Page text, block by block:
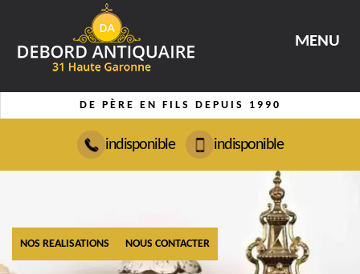
MENU
DE PÈRE EN FILS DEPUIS 1990
indisponible indisponible
NOS REALISATIONS NOUS CONTACTER